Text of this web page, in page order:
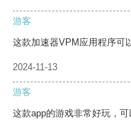
游客
这款加速器VPM应用程序可
2024-11-13
游客
这款app的游戏非常好玩，可